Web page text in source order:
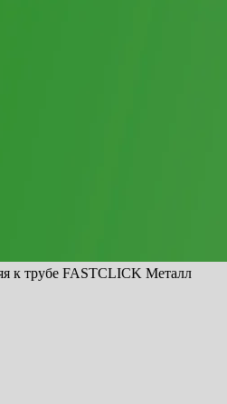
к трубе FASTCLICK Металл